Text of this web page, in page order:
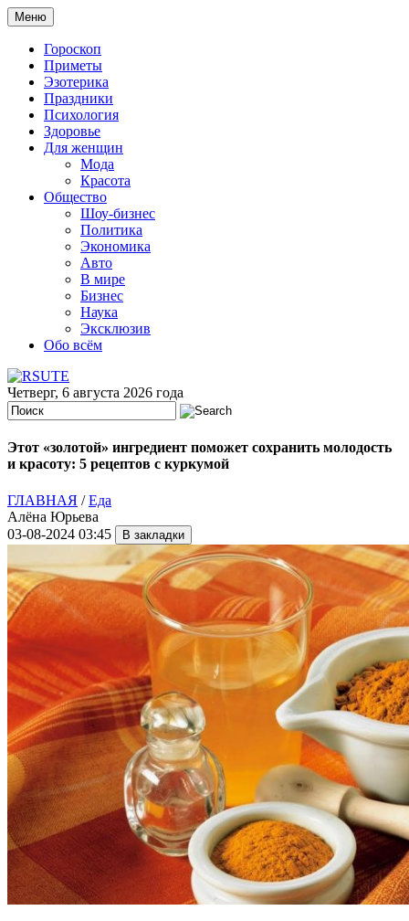
Меню
Гороскоп
Приметы
Эзотерика
Праздники
Психология
Здоровье
Для женщин
Мода
Красота
Общество
Шоу-бизнес
Политика
Экономика
Авто
В мире
Бизнес
Наука
Эксклюзив
Обо всём
Четверг, 6 августа 2026 года
Этот «золотой» ингредиент поможет сохранить молодость
и красоту: 5 рецептов с куркумой
ГЛАВНАЯ /Еда
Алёна Юрьева
03-08-2024 03:45